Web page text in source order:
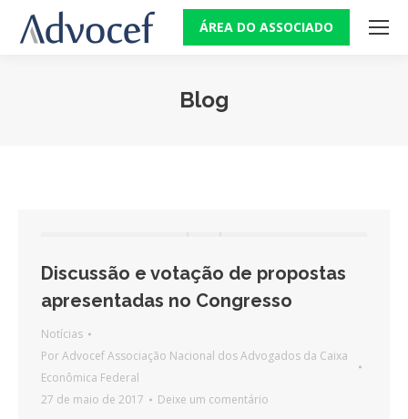
ÁREA DO ASSOCIADO
Blog
Discussão e votação de propostas
apresentadas no Congresso
Notícias
PorAdvocef Associação Nacional dos Advogados da Caixa
Econômica Federal
27 de maio de 2017
Deixe um comentário